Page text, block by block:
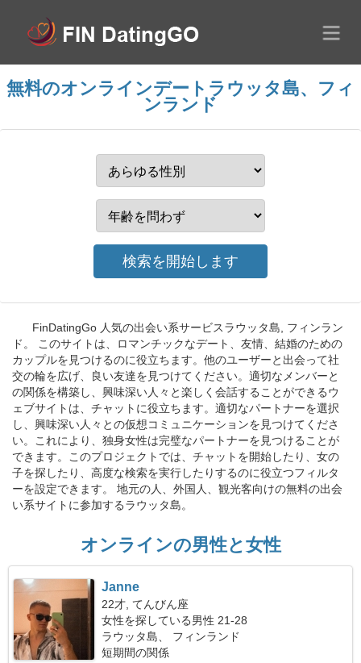
無料のオンラインデートラウッタ島、フィ
ンランド
FinDatingGo 人気の出会い系サービスラウッタ島, フィンラン
ド。 このサイトは、ロマンチックなデート、友情、結婚のための
カップルを見つけるのに役立ちます。他のユーザーと出会って社
交の輪を広げ、良い友達を見つけてください。適切なメンバーと
の関係を構築し、興味深い人々と楽しく会話することができるウ
ェブサイトは、チャットに役立ちます。適切なパートナーを選択
し、興味深い人々との仮想コミュニケーションを見つけてくださ
い。これにより、独身女性は完璧なパートナーを見つけることが
できます。このプロジェクトでは、チャットを開始したり、女の
子を探したり、高度な検索を実行したりするのに役立つフィルタ
ーを設定できます。 地元の人、外国人、観光客向けの無料の出会
い系サイトに参加するラウッタ島。
オンラインの男性と女性
Janne
22才, てんびん座
女性を探している男性 21-28
ラウッタ島、 フィンランド
短期間の関係